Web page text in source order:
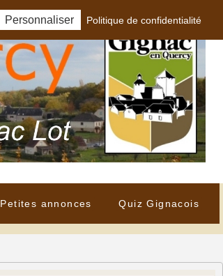
Petites annonces Quiz Gignacois
Personnaliser Politique de confidentialité